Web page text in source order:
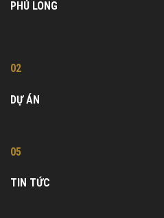
PHÚ LONG
02
DỰ ÁN
05
TIN TỨC